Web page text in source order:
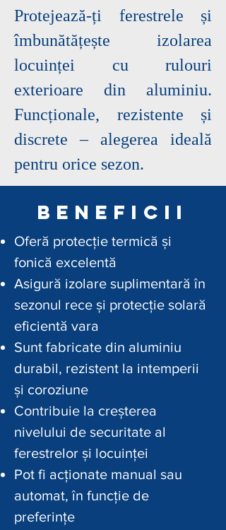
Protejează-ți ferestrele și
îmbunătățește izolarea
locuinței cu rulouri
exterioare din aluminiu.
Funcționale, rezistente și
discrete – alegerea ideală
pentru orice sezon.
beneficii
Oferă protecție termică și
fonică excelentă
Asigură izolare suplimentară în
sezonul rece și protecție solară
eficientă vara
Sunt fabricate din aluminiu
durabil, rezistent la intemperii
și coroziune
Contribuie la creșterea
nivelului de securitate al
ferestrelor și locuinței
Pot fi acționate manual sau
automat, în funcție de
preferințe